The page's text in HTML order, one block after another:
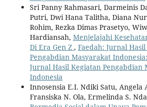
Sri Panny Rahmasari, Darmeinis
Putri, Dwi Hana Talitha, Diana
Rohim, Rezka Dimas Prasetyo,
Hardiansah, Menjelajahi
Di Era Gen Z , Faedah: Jurnal
Pengabdian Masyarakat
Jurnal Hasil Kegiatan Pengabdian
Indonesia
Innosensia E.I. Ndiki Satu, Angela
Fransiska N. Ola, Ermelinda S.